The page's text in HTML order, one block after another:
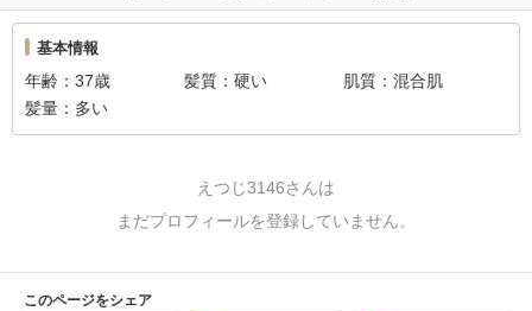
基本情報
年齢 37歳 髪質 硬い 肌質
混合肌
髪量
多い
えつじ3146さんは
まだプロフィールを登録していません。
このページをシェア